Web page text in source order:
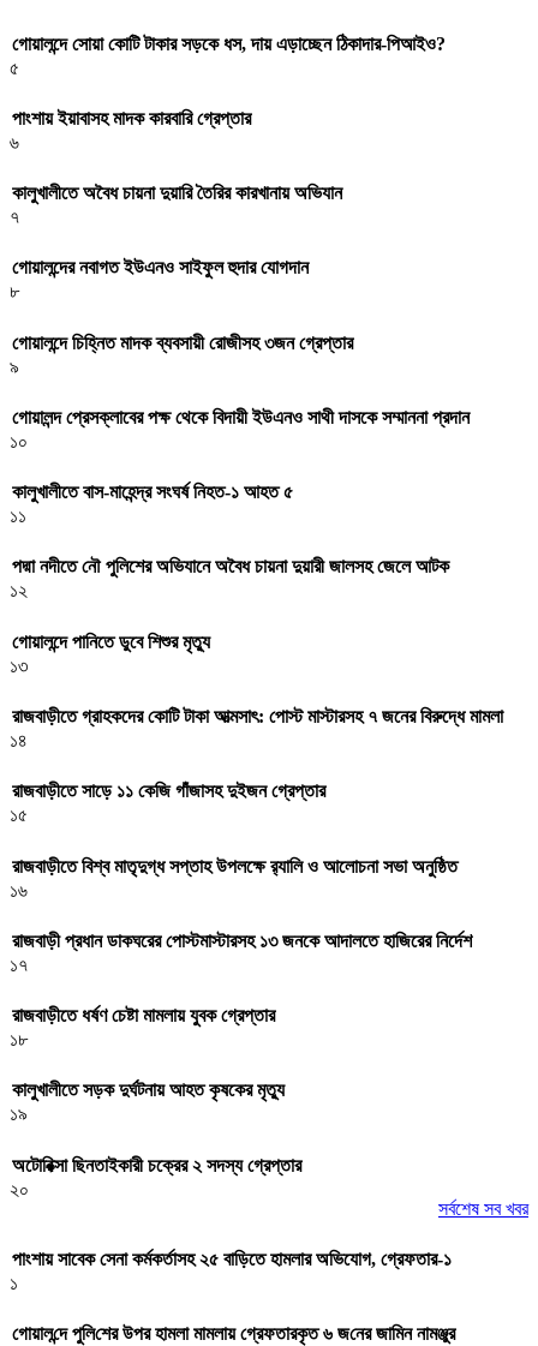
গোয়ালন্দে সোয়া কোটি টাকার সড়কে ধস, দায় এড়াচ্ছেন ঠিকাদার-পিআইও?
৫
পাংশায় ইয়াবাসহ মাদক কারবারি গ্রেপ্তার
৬
কালুখালীতে অবৈধ চায়না দুয়ারি তৈরির কারখানায় অভিযান
৭
গোয়ালন্দের নবাগত ইউএনও সাইফুল হুদার যোগদান
৮
গোয়ালন্দে চিহ্নিত মাদক ব্যবসায়ী রোজীসহ ৩জন গ্রেপ্তার
৯
গোয়ালন্দ প্রেসক্লাবের পক্ষ থেকে বিদায়ী ইউএনও সাথী দাসকে সম্মাননা প্রদান
১০
কালুখালীতে বাস-মাহেন্দ্র সংঘর্ষ নিহত-১ আহত ৫
১১
পদ্মা নদীতে নৌ পুলিশের অভিযানে অবৈধ চায়না দুয়ারী জালসহ জেলে আটক
১২
গোয়ালন্দে পানিতে ডুবে শিশুর মৃত্যু
১৩
রাজবাড়ীতে গ্রাহকদের কোটি টাকা আত্মসাৎ: পোস্ট মাস্টারসহ ৭ জনের বিরুদ্ধে মামলা
১৪
রাজবাড়ীতে সাড়ে ১১ কেজি গাঁজাসহ দুইজন গ্রেপ্তার
১৫
রাজবাড়ীতে বিশ্ব মাতৃদুগ্ধ সপ্তাহ উপলক্ষে র‌্যালি ও আলোচনা সভা অনুষ্ঠিত
১৬
রাজবাড়ী প্রধান ডাকঘরের পোস্টমাস্টারসহ ১৩ জনকে আদালতে হাজিরের নির্দেশ
১৭
রাজবাড়ীতে ধর্ষণ চেষ্টা মামলায় যুবক গ্রেপ্তার
১৮
কালুখালীতে সড়ক দুর্ঘটনায় আহত কৃষকের মৃত্যু
১৯
অটোরিক্সা ছিনতাইকারী চক্রের ২ সদস্য গ্রেপ্তার
২০
সর্বশেষ সব খবর
পাংশায় সাবেক সেনা কর্মকর্তাসহ ২৫ বাড়িতে হামলার অভিযোগ, গ্রেফতার-১
১
গোয়াল‌ন্দে পু‌লি‌শের উপর হামলা মামলায় গ্রেফতারকৃত ৬ জ‌নের জা‌মিন নামঞ্জুর